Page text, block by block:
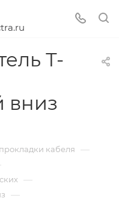
Т-
вниз
кабеля —
—
—